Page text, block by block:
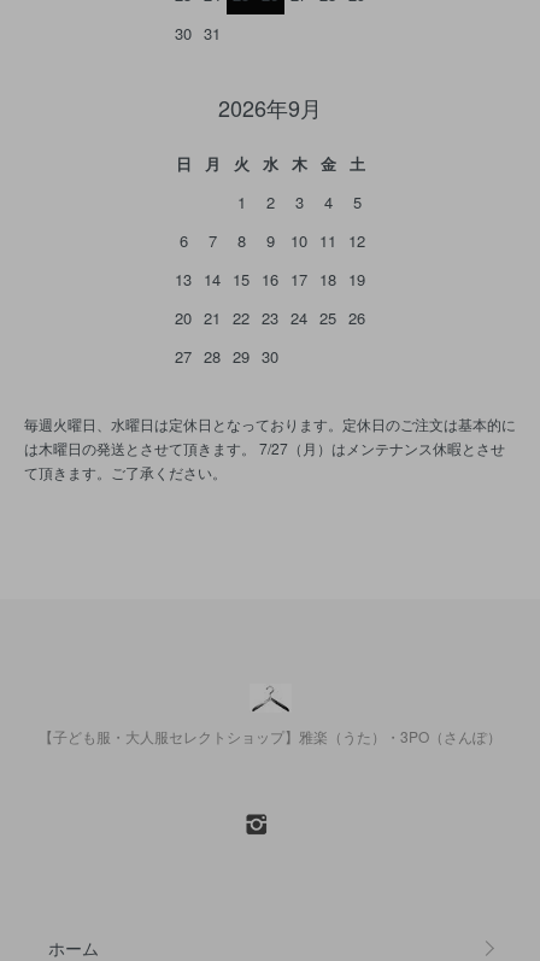
30 31
2026年9月
日 月 火 水 木 金
土
1
2 3 4
5
6
7 8 9 10 11
12
13 14 15 16 17 18 19
20 21 22 23 24 25 26
27 28 29 30
毎週火曜日、水曜日は定休日となっております。定休日のご注文は基本的に
は木曜日の発送とさせて頂きます。 7/27（月）はメンテナンス休暇とさせ
て頂きます。ご了承ください。
【子ども服・大人服セレクトショップ】雅楽（うた）・3PO（さんぽ）
ホーム